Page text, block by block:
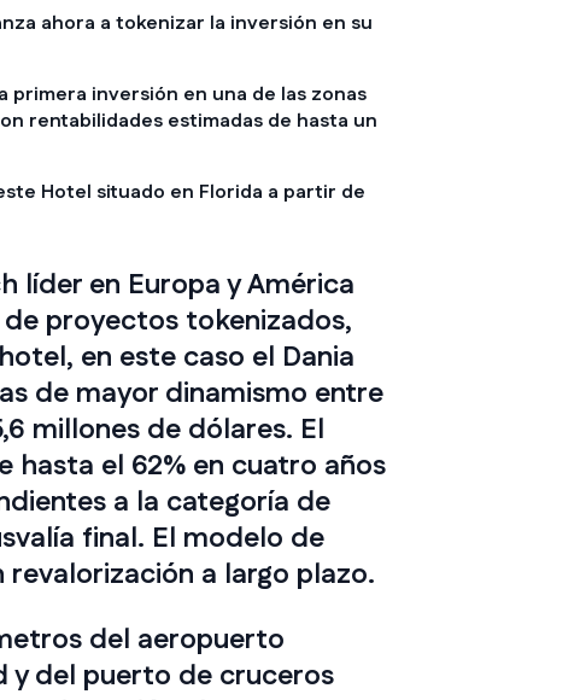
ahora a tokenizar la inversión en su
primera inversión en una de las zonas
rentabilidades estimadas de hasta un
Hotel situado en Florida a partir de
líder en Europa y América
de proyectos tokenizados,
en este caso el Dania
de mayor dinamismo entre
millones de dólares. El
el 62% en cuatro años
a la categoría de
final. El modelo de
a largo plazo.
del aeropuerto
y del puerto de cruceros